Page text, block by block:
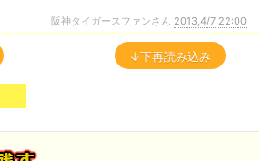
阪神タイガースファンさん 2013,4/7 22:00
↓下再読み込み